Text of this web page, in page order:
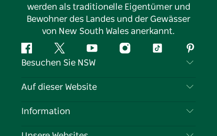
werden als traditionelle Eigentümer und
Bewohner des Landes und der Gewässer
von New South Wales anerkannt.
FacebookTwitter YouTubeInstagramTikTok
Besuchen Sie NSW
Kontaktieren Sie uns
Auf dieser Website
Reiseziele
Information
Reiseinformationen